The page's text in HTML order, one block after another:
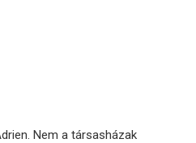
Nem a társasházak